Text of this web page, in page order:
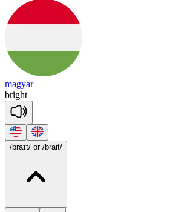
magyar
bright
/braɪt/ or /brait/